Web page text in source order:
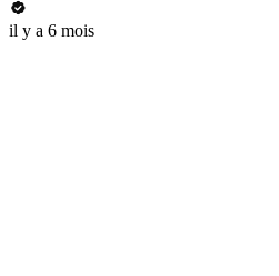
il y a 6 mois